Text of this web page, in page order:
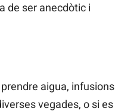
de ser anecdòtic i
aigua, infusions
vegades, o si es